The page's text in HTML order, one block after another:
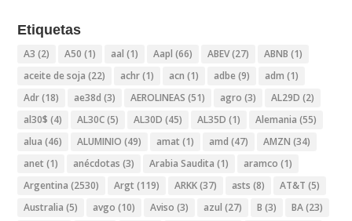
Etiquetas
A3 (2) A50 (1) aal (1) Aapl (66) ABEV(27) ABNB (1)
aceite de soja (22) achr(1) acn (1) adbe (9) adm (1)
Adr(18) ae38d (3) AEROLINEAS (51) agro (3) AL29D (2)
al30$ (4) AL30C(5) AL30D (45) AL35D (1) Alemania (55)
alua (46) ALUMINIO (49) amat (1) amd (47) AMZN (34)
anet (1) anécdotas (3) Arabia Saudita (1) aramco (1)
Argentina (2530) Argt (119) ARKK(37) asts (8) AT&T (5)
Australia (5) avgo (10) Aviso (3) azul (27) B (3) BA(23)